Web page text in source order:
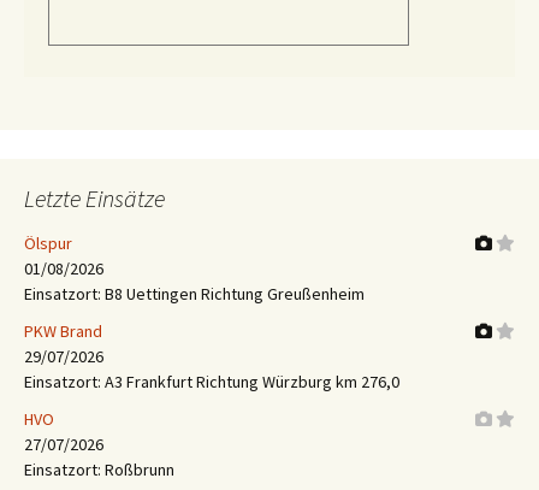
Letzte Einsätze
Ölspur
01/08/2026
Einsatzort: B8 Uettingen Richtung Greußenheim
PKW Brand
29/07/2026
Einsatzort: A3 Frankfurt Richtung Würzburg km 276,0
HVO
27/07/2026
Einsatzort: Roßbrunn